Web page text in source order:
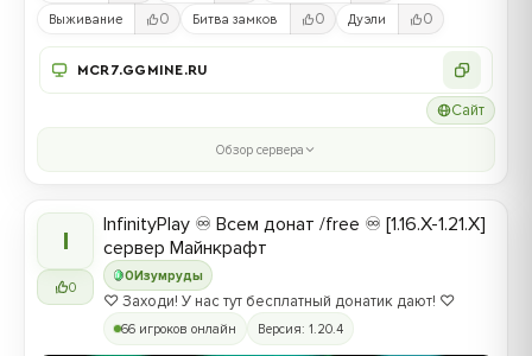
Выживание 0 Битва замков 0 Дуэли 0
MCR7.GGMINE.RU
Сайт
Обзор сервера
I
0
0Изумруды
InfinityPlay ♾ Всем донат /free ♾ [1.16.X-1.21.X]
сервер Майнкрафт
♡ Заходи! У нас тут бесплатный донатик дают! ♡
66 игроков онлайн Версия: 1.20.4